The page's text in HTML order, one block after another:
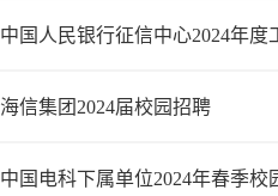
中国人民银行征信中心2024年度
海信集团2024届校园招聘
中国电科下属单位2024年春季校